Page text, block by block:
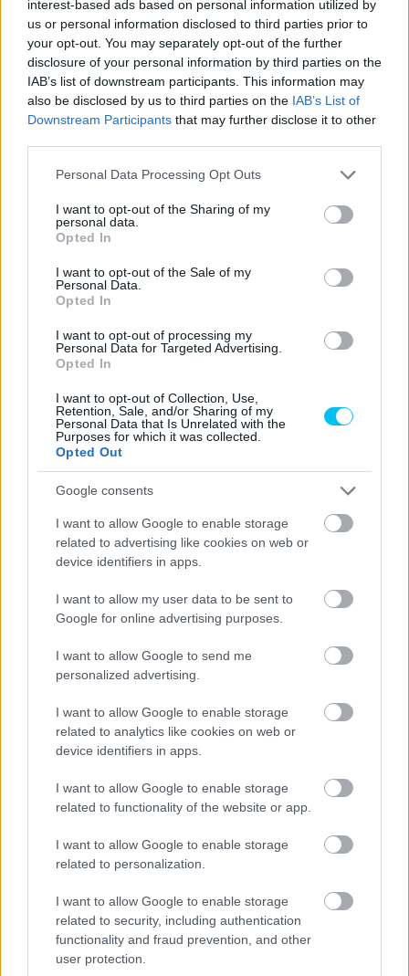
interest-based ads based on personal information utilized by
us or personal information disclosed to third parties prior to
your opt-out. You may separately opt-out of the further
disclosure of your personal information by third parties on the
IAB’s list of downstream participants. This information may
also be disclosed by us to third parties on the IAB’s List of
Downstream Participants that may further disclose it to other
Please note that this website/app uses one or more Google
not limited to your visit or usage behaviour. You may click to
grant or deny consent to Google and its third-party tags to
use your data for below specified purposes in below Google
consent section.
Personal Data Processing Opt Outs
I want to opt-out of the Sharing of my
personal data.
Opted In
I want to opt-out of the Sale of my
Personal Data.
Opted In
I want to opt-out of processing my
Personal Data for Targeted Advertising.
Opted In
I want to opt-out of Collection, Use,
Retention, Sale, and/or Sharing of my
Personal Data that Is Unrelated with the
Purposes for which it was collected.
Opted Out
Google consents
I want to allow Google to enable storage
related to advertising like cookies on web or
device identifiers in apps.
I want to allow my user data to be sent to
Google for online advertising purposes.
I want to allow Google to send me
personalized advertising.
I want to allow Google to enable storage
related to analytics like cookies on web or
device identifiers in apps.
I want to allow Google to enable storage
related to functionality of the website or app.
I want to allow Google to enable storage
related to personalization.
I want to allow Google to enable storage
related to security, including authentication
functionality and fraud prevention, and other
user protection.
10:55 –
Moto2
3.
szabadedzés
TV: Arena4
12:35 –
12:50
Moto3 1. időmérő TV: Match4
13:00 –
Moto3 2. időmérő TV: Match4
13:30 –
MotoGP
4.
TV: Match4
14:10 –
14:25
MotoGP
14:35 –
14:50
MotoGP 2. időmérő TV: Match4
15:25
Moto2 1. időmérő TV: Match4
15:35 –
15:50
16:25 MotoE 1. verseny
17:15 RBRC 1. verseny
VASÁRNAP
09:10
Moto3 Warm-up
09:30
Moto2 Warm-up
09:40 –
10:00
Moto3 Verseny
TV: Arena4
14:00
MotoGP Verseny
TV: Arena4
16:20 RBRC 2. verseny
Online:
CIMKÉK Görbe Soma Hétvégi Menetrend HUMDA
MotoE MotoGP